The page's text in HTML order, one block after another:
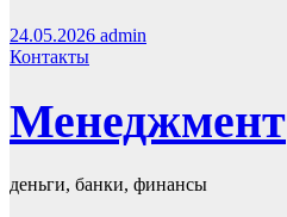
24.05.2026 admin
Контакты
Менеджмент
деньги, банки, финансы